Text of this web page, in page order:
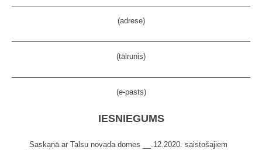
(adrese)
(tālrunis)
(e-pasts)
IESNIEGUMS
Saskaņā ar Talsu novada domes __.12.2020. saistošajiem